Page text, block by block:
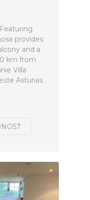
provides
and a
km from
Villa
Asturias